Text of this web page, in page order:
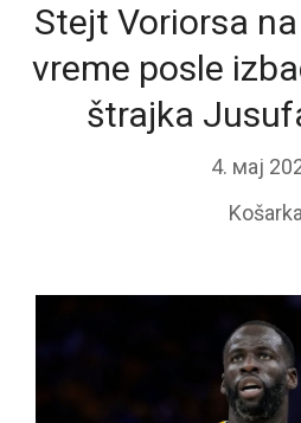
Stejt Voriorsa
vreme posle
štrajka
4. мај